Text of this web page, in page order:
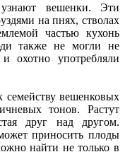
вешенки. Эти
на пнях, стволах
частью кухонь
также не могли не
охотно употребляли
вешенковых
тонов. Растут
друг над другом.
приносить плоды
найти не только в